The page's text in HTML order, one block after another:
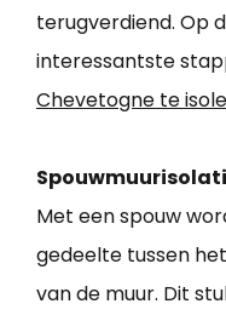
terugverdiend. Op
interessantste
Chevetogne te
Met een spouw
gedeelte tussen
van de muur. Dit